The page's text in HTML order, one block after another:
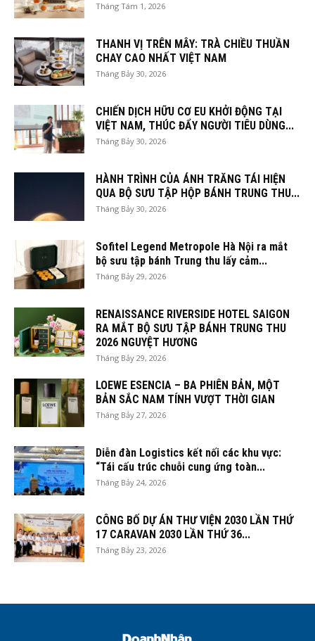
Tháng Tám 1, 2026
THANH VỊ TRÊN MÂY: TRÀ CHIỀU THUẦN
CHAY CAO NHẤT VIỆT NAM
Tháng Bảy 30, 2026
CHIẾN DỊCH HỮU CƠ EU KHỞI ĐỘNG TẠI
VIỆT NAM, THÚC ĐẨY NGƯỜI TIÊU DÙNG...
Tháng Bảy 30, 2026
HÀNH TRÌNH CỦA ÁNH TRĂNG TÁI HIỆN
QUA BỘ SƯU TẬP HỘP BÁNH TRUNG THU...
Tháng Bảy 30, 2026
Sofitel Legend Metropole Hà Nội ra mắt
bộ sưu tập bánh Trung thu lấy cảm...
Tháng Bảy 29, 2026
RENAISSANCE RIVERSIDE HOTEL SAIGON
RA MẮT BỘ SƯU TẬP BÁNH TRUNG THU
2026 NGUYỆT HƯƠNG
Tháng Bảy 29, 2026
LOEWE ESENCIA – BA PHIÊN BẢN, MỘT
BẢN SẮC NAM TÍNH VƯỢT THỜI GIAN
Tháng Bảy 27, 2026
Diễn đàn Logistics kết nối các khu vực:
“Tái cấu trúc chuỗi cung ứng toàn...
Tháng Bảy 24, 2026
CÔNG BỐ DỰ ÁN THƯ VIỆN 2030 LẦN THỨ
17 CARAVAN 2030 LẦN THỨ 36...
Tháng Bảy 23, 2026